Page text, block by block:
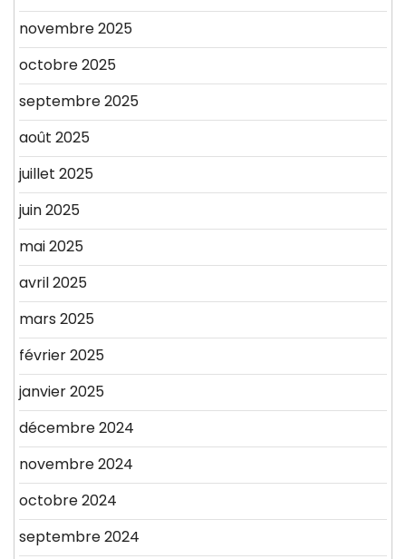
novembre 2025
octobre 2025
septembre 2025
août 2025
juillet 2025
juin 2025
mai 2025
avril 2025
mars 2025
février 2025
janvier 2025
décembre 2024
novembre 2024
octobre 2024
septembre 2024